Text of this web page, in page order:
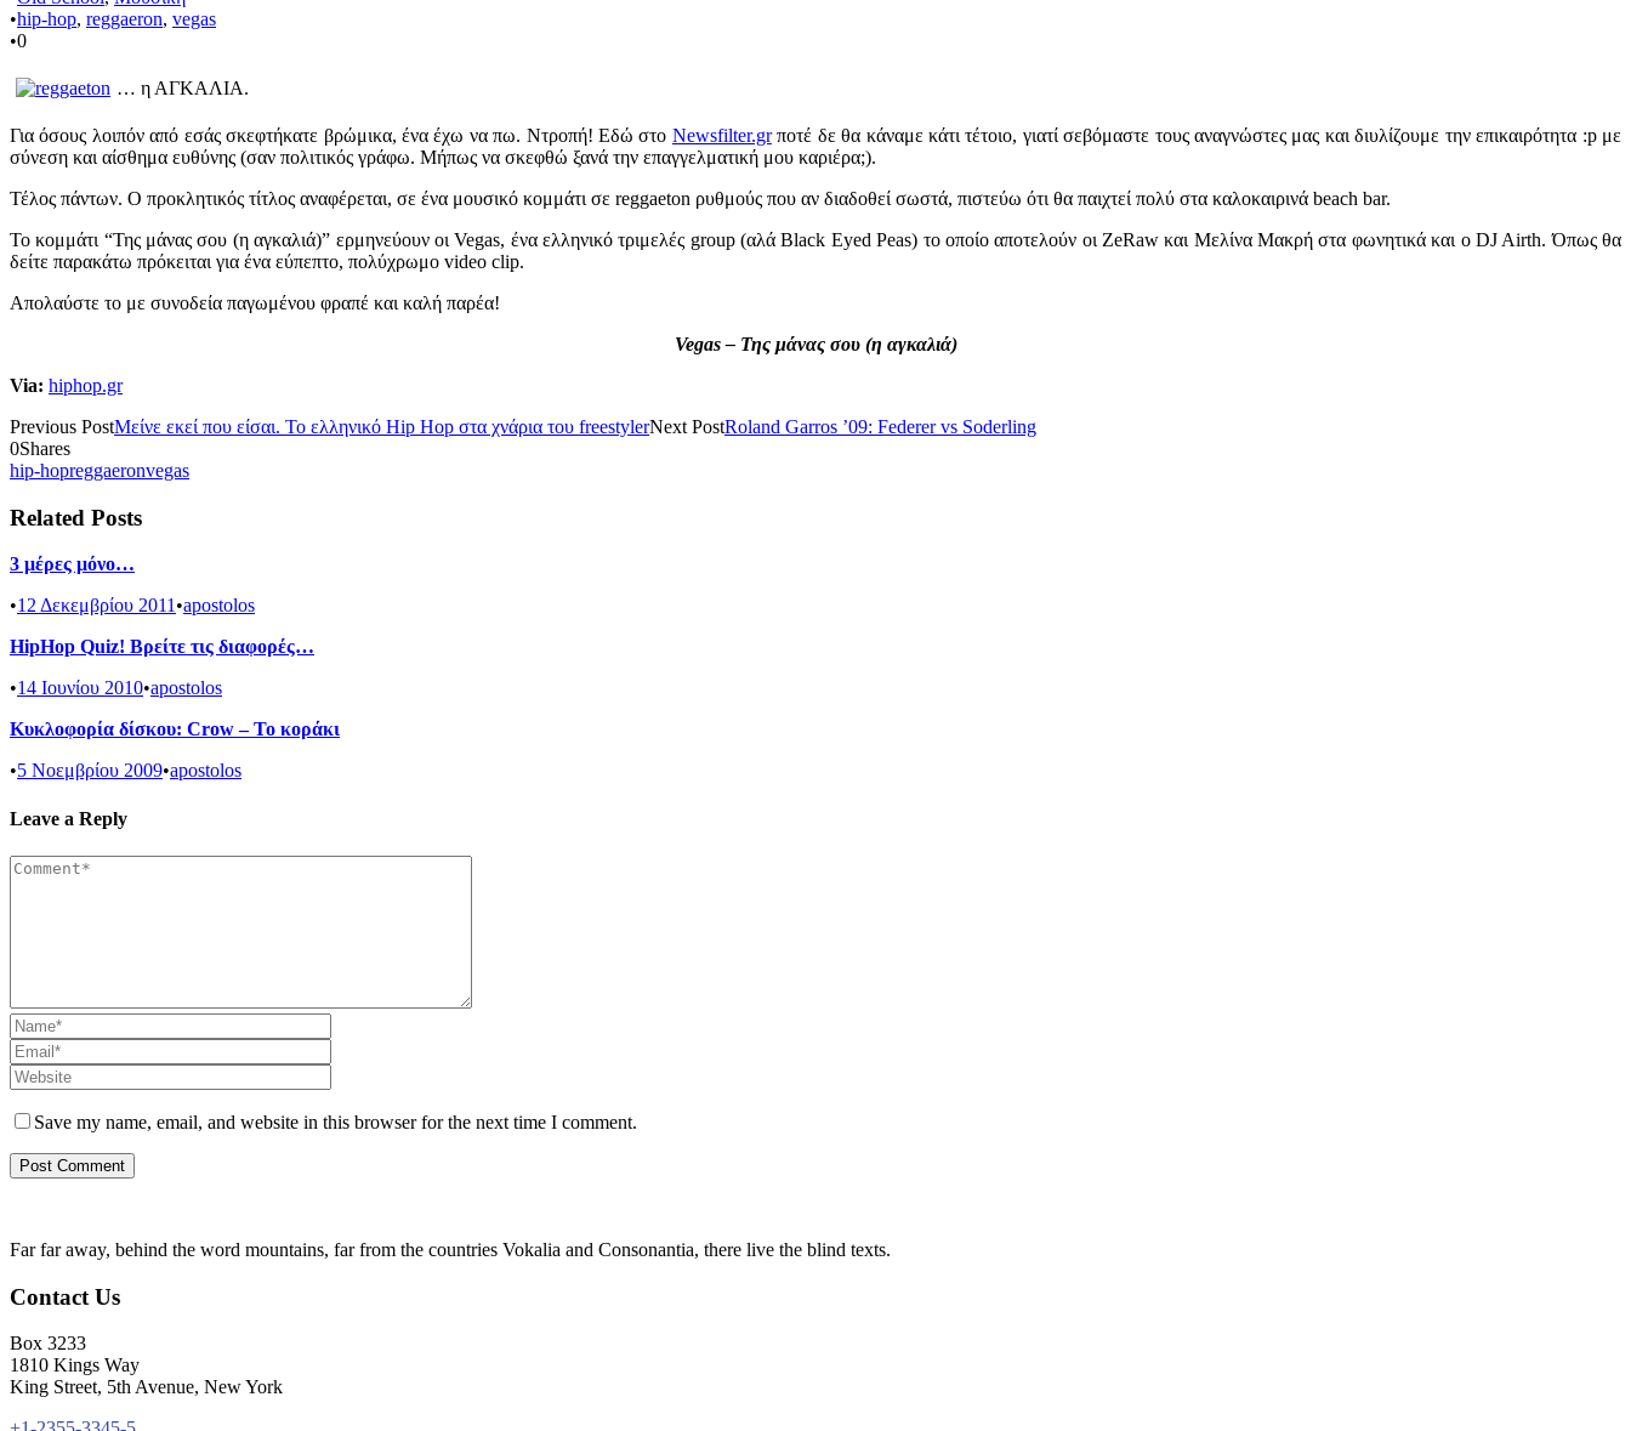
•hip-hop, reggaeron, vegas
•0
… η ΑΓΚΑΛΙΑ.
Για όσους λοιπόν από εσάς σκεφτήκατε βρώμικα, ένα έχω να πω. Ντροπή! Εδώ στο Newsfilter.grποτέ δε θα κάναμε κάτι τέτοιο, γιατί σεβόμαστε τους αναγνώστες μας και διυλίζουμε την επικαιρότητα :p με
σύνεση και αίσθημα ευθύνης (σαν πολιτικός γράφω. Μήπως να σκεφθώ ξανά την επαγγελματική μου καριέρα;).
Τέλος πάντων. Ο προκλητικός τίτλος αναφέρεται, σε ένα μουσικό κομμάτι σε reggaeton ρυθμούς που αν διαδοθεί σωστά, πιστεύω ότι θα παιχτεί πολύ στα καλοκαιρινά beach bar.
To κομμάτι “Της μάνας σου (η αγκαλιά)” ερμηνεύουν οι Vegas, ένα ελληνικό τριμελές group (αλά Black Eyed Peas) το οποίο αποτελούν οι ZeRaw και Μελίνα Μακρή στα φωνητικά και ο DJ Airth. Όπως θα
δείτε παρακάτω πρόκειται για ένα εύπεπτο, πολύχρωμο video clip.
Απολαύστε το με συνοδεία παγωμένου φραπέ και καλή παρέα!
Vegas – Της μάνας σου (η αγκαλιά)
Via: hiphop.gr
Previous PostΜείνε εκεί που είσαι. Το ελληνικό Hip Hop στα χνάρια του freestylerNext PostRoland Garros ’09: Federer vs Soderling
0Shares
hip-hopreggaeronvegas
Related Posts
3 μέρες μόνο…
•12 Δεκεμβρίου 2011 •apostolos
HipHop Quiz! Βρείτε τις διαφορές…
•14 Ιουνίου 2010•apostolos
Κυκλοφορία δίσκου: Crow – Το κοράκι
•5 Νοεμβρίου 2009•apostolos
Leave a Reply
Save my name, email, and website in this browser for the next time I comment.
Far far away, behind the word mountains, far from the countries Vokalia and Consonantia, there live the blind texts.
Contact Us
Box 3233
1810 Kings Way
King Street, 5th Avenue, New York